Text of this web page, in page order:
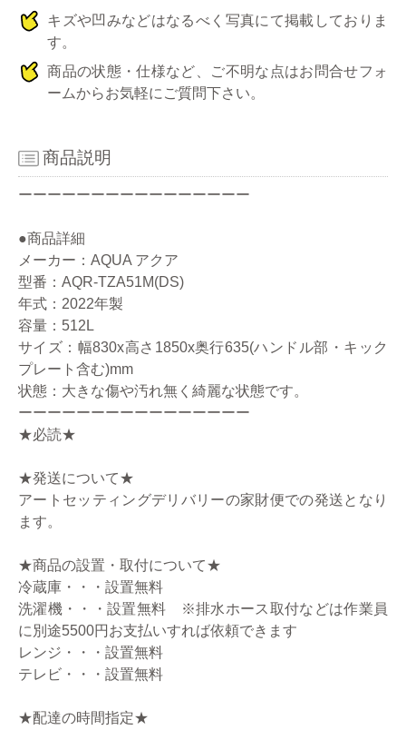
キズや凹みなどはなるべく写真にて掲載しておりま
す。
商品の状態・仕様など、ご不明な点はお問合せフォ
ームからお気軽にご質問下さい。
商品説明
ーーーーーーーーーーーーーーーー
●商品詳細
メーカー：AQUA アクア
型番：AQR-TZA51M(DS)
年式：2022年製
容量：512L
サイズ：幅830x高さ1850x奥行635(ハンドル部・キック
プレート含む)mm
状態：大きな傷や汚れ無く綺麗な状態です。
ーーーーーーーーーーーーーーーー
★必読★
★発送について★
アートセッティングデリバリーの家財便での発送となり
ます。
★商品の設置・取付について★
冷蔵庫・・・設置無料
洗濯機・・・設置無料 ※排水ホース取付などは作業員
に別途5500円お支払いすれば依頼できます
レンジ・・・設置無料
テレビ・・・設置無料
★配達の時間指定★